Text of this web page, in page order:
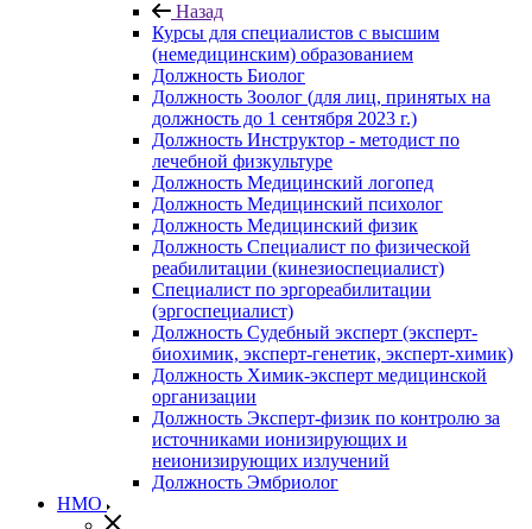
Назад
Курсы для специалистов с высшим
(немедицинским) образованием
Должность Биолог
Должность Зоолог (для лиц, принятых на
должность до 1 сентября 2023 г.)
Должность Инструктор - методист по
лечебной физкультуре
Должность Медицинский логопед
Должность Медицинский психолог
Должность Медицинский физик
Должность Специалист по физической
реабилитации (кинезиоспециалист)
Специалист по эргореабилитации
(эргоспециалист)
Должность Судебный эксперт (эксперт-
биохимик, эксперт-генетик, эксперт-химик)
Должность Химик-эксперт медицинской
организации
Должность Эксперт-физик по контролю за
источниками ионизирующих и
неионизирующих излучений
Должность Эмбриолог
НМО